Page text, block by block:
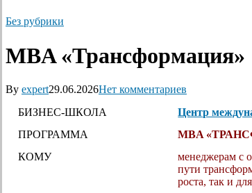
Без рубрики
MBA «Трансформация»
By expert29.06.2026Нет комментариев
БИЗНЕС-ШКОЛА
Центр
ПРОГРАММА
MBA
КОМУ
менеджерам с
пути
роста, так и